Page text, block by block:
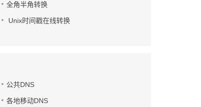
全角半角转换
Unix时间戳在线转换
公共DNS
各地移动DNS